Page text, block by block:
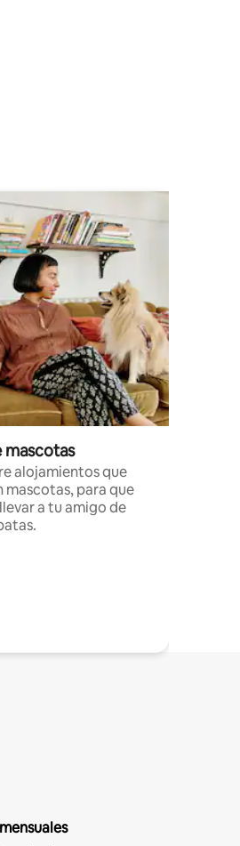
5; 26 evaluaciones
alojamientos que
mascotas, para que
a tu amigo de